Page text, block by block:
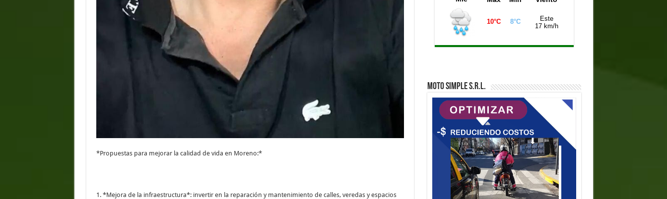
*Propuestas para mejorar la calidad de vida en Moreno:*
1. *Mejora de la infraestructura*: invertir en la reparación y mantenimiento de calles, veredas y espacios
10°C 8°C
Este
17 km/h
MOTO SIMPLE S.R.L.